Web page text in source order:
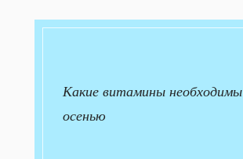
Какие витамины необходимы
осенью